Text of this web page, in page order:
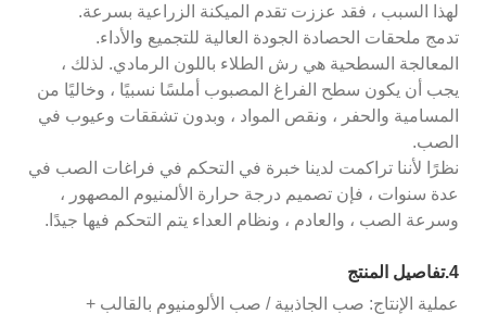
لهذا السبب ، فقد عززت تقدم الميكنة الزراعية بسرعة.
تدمج ملحقات الحصادة الجودة العالية للتجميع والأداء.
المعالجة السطحية هي رش الطلاء باللون الرمادي. لذلك ،
يجب أن يكون سطح الفراغ المصبوب أملسًا نسبيًا ، وخاليًا من
المسامية والحفر ، ونقص المواد ، وبدون تشققات وعيوب في
الصب.
نظرًا لأننا تراكمت لدينا خبرة في التحكم في فراغات الصب في
عدة سنوات ، فإن تصميم درجة حرارة الألمنيوم المصهور ،
وسرعة الصب ، والعادم ، ونظام العداء يتم التحكم فيها جيدًا.
4.تفاصيل المنتج
عملية الإنتاج: صب الجاذبية / صب الألومنيوم بالقالب +